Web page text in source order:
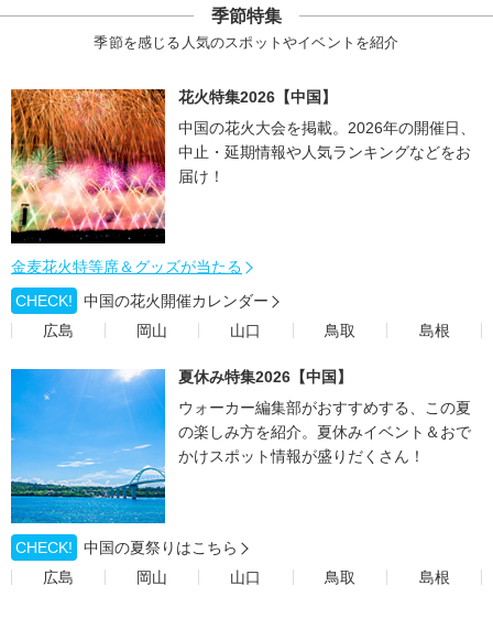
季節特集
季節を感じる人気のスポットやイベントを紹介
花火特集2026【中国】
中国の花火大会を掲載。2026年の開催日、
中止・延期情報や人気ランキングなどをお
届け！
金麦花火特等席＆グッズが当たる
CHECK!
中国の花火開催カレンダー
広島
岡山 山口 鳥取 島根
夏休み特集2026【中国】
ウォーカー編集部がおすすめする、この夏
の楽しみ方を紹介。夏休みイベント＆おで
かけスポット情報が盛りだくさん！
CHECK!
中国の夏祭りはこちら
広島
岡山 山口 鳥取 島根